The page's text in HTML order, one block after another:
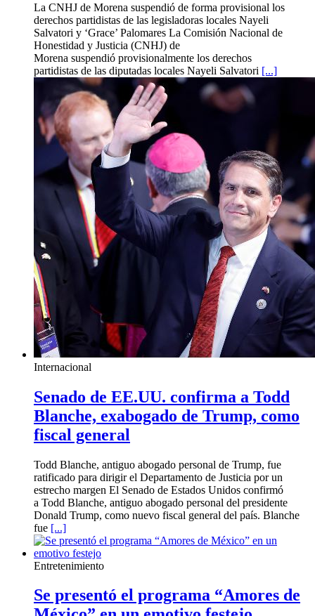
La CNHJ de Morena suspendió de forma provisional los
derechos partidistas de las legisladoras locales Nayeli
Salvatori y ‘Grace’ Palomares La Comisión Nacional de
Honestidad y Justicia (CNHJ) de
Morena suspendió provisionalmente los derechos
partidistas de las diputadas locales Nayeli Salvatori [...]
Internacional
Senado de EE.UU. confirma a Todd
Blanche, exabogado de Trump, como
fiscal general
Todd Blanche, antiguo abogado personal de Trump, fue
ratificado para dirigir el Departamento de Justicia por un
estrecho margen El Senado de Estados Unidos confirmó
a Todd Blanche, antiguo abogado personal del presidente
Donald Trump, como nuevo fiscal general del país. Blanche
fue [...]
Entretenimiento
Se presentó el programa “Amores de